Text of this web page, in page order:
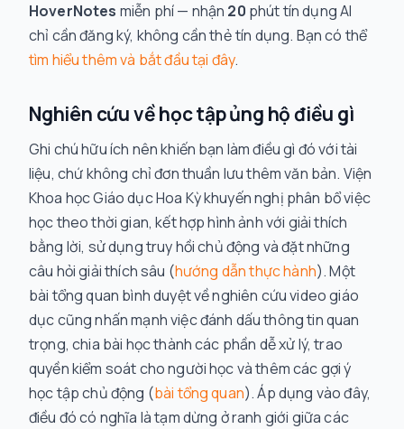
HoverNotes miễn phí — nhận 20 phút tín dụng AI
chỉ cần đăng ký, không cần thẻ tín dụng. Bạn có thể
tìm hiểu thêm và bắt đầu tại đây.
Nghiên cứu về học tập ủng hộ điều gì
Ghi chú hữu ích nên khiến bạn làm điều gì đó với tài
liệu, chứ không chỉ đơn thuần lưu thêm văn bản. Viện
Khoa học Giáo dục Hoa Kỳ khuyến nghị phân bổ việc
học theo thời gian, kết hợp hình ảnh với giải thích
bằng lời, sử dụng truy hồi chủ động và đặt những
câu hỏi giải thích sâu (hướng dẫn thực hành). Một
bài tổng quan bình duyệt về nghiên cứu video giáo
dục cũng nhấn mạnh việc đánh dấu thông tin quan
trọng, chia bài học thành các phần dễ xử lý, trao
quyền kiểm soát cho người học và thêm các gợi ý
học tập chủ động (bài tổng quan). Áp dụng vào đây,
điều đó có nghĩa là tạm dừng ở ranh giới giữa các